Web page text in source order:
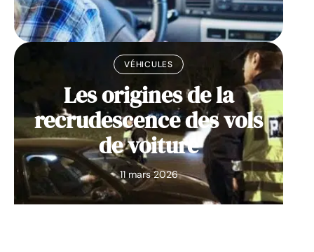
VÉHICULES
Les origines de la
recrudescence des vols
de voiture
11 mars 2026